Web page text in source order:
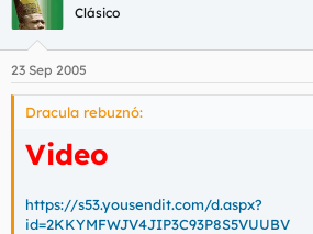
Clásico
23 Sep 2005
Dracula rebuznó:
Video
https://s53.yousendit.com/d.aspx?
id=2KKYMFWJV4JIP3C93P8S5VUUBV